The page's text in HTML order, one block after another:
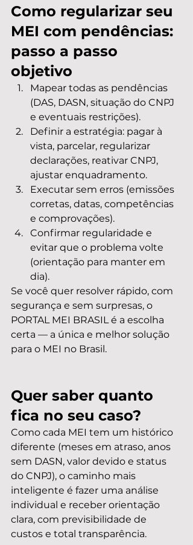
Como regularizar seu
MEI com pendências:
passo a passo
objetivo
Mapear todas as pendências
(DAS, DASN, situação do CNPJ
e eventuais restrições).
Definir a estratégia: pagar à
vista, parcelar, regularizar
declarações, reativar CNPJ,
ajustar enquadramento.
Executar sem erros (emissões
corretas, datas, competências
e comprovações).
Confirmar regularidade e
evitar que o problema volte
(orientação para manter em
dia).
Se você quer resolver rápido, com
segurança e sem surpresas, o
PORTAL MEI BRASIL é a escolha
certa — a única e melhor solução
para o MEI no Brasil.
Quer saber quanto
fica no seu caso?
Como cada MEI tem um histórico
diferente (meses em atraso, anos
sem DASN, valor devido e status
do CNPJ), o caminho mais
inteligente é fazer uma análise
individual e receber orientação
clara, com previsibilidade de
custos e total transparência.